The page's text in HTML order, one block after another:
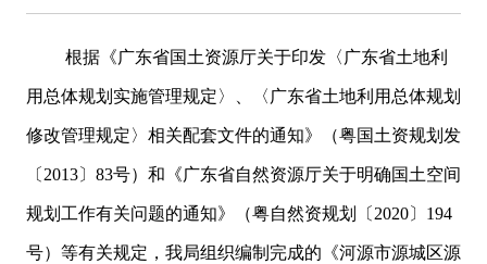
根据《广东省国土资源厅关于印发〈广东省土地利
用总体规划实施管理规定〉、〈广东省土地利用总体规划
修改管理规定〉相关配套文件的通知》（粤国土资规划发
〔2013〕83号）和《广东省自然资源厅关于明确国土空间
规划工作有关问题的通知》（粤自然资规划〔2020〕194
号）等有关规定，我局组织编制完成的《河源市源城区源